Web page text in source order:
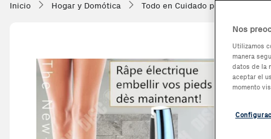
Inicio Hogar y Domótica Todo en Cuidado personal
Nos
Utilizamos
manera
datos de la
aceptar el
momento